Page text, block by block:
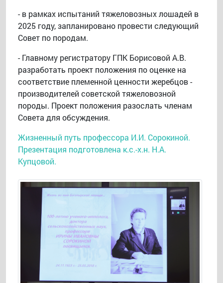
- в рамках испытаний тяжеловозных лошадей в
2025 году, запланировано провести следующий
Совет по породам.
- Главному регистратору ГПК Борисовой А.В.
разработать проект положения по оценке на
соответствие племенной ценности жеребцов -
производителей советской тяжеловозной
породы. Проект положения разослать членам
Совета для обсуждения.
Жизненный путь профессора И.И. Сорокиной.
Презентация подготовлена к.с.-х.н. Н.А.
Купцовой.